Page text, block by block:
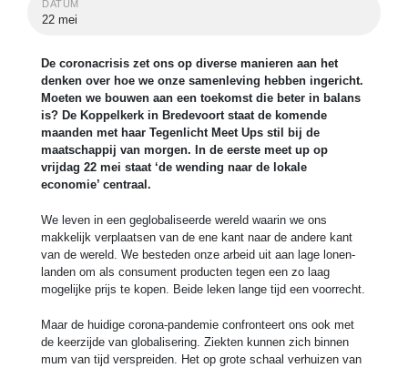
DATUM
22 mei
De coronacrisis zet ons op diverse manieren aan het
denken over hoe we onze samenleving hebben ingericht.
Moeten we bouwen aan een toekomst die beter in balans
is? De Koppelkerk in Bredevoort staat de komende
maanden met haar Tegenlicht Meet Ups stil bij de
maatschappij van morgen. In de eerste meet up op
vrijdag 22 mei staat ‘de wending naar de lokale
economie’ centraal.
We leven in een geglobaliseerde wereld waarin we ons
makkelijk verplaatsen van de ene kant naar de andere kant
van de wereld. We besteden onze arbeid uit aan lage lonen-
landen om als consument producten tegen een zo laag
mogelijke prijs te kopen. Beide leken lange tijd een voorrecht.
Maar de huidige corona-pandemie confronteert ons ook met
de keerzijde van globalisering. Ziekten kunnen zich binnen
mum van tijd verspreiden. Het op grote schaal verhuizen van